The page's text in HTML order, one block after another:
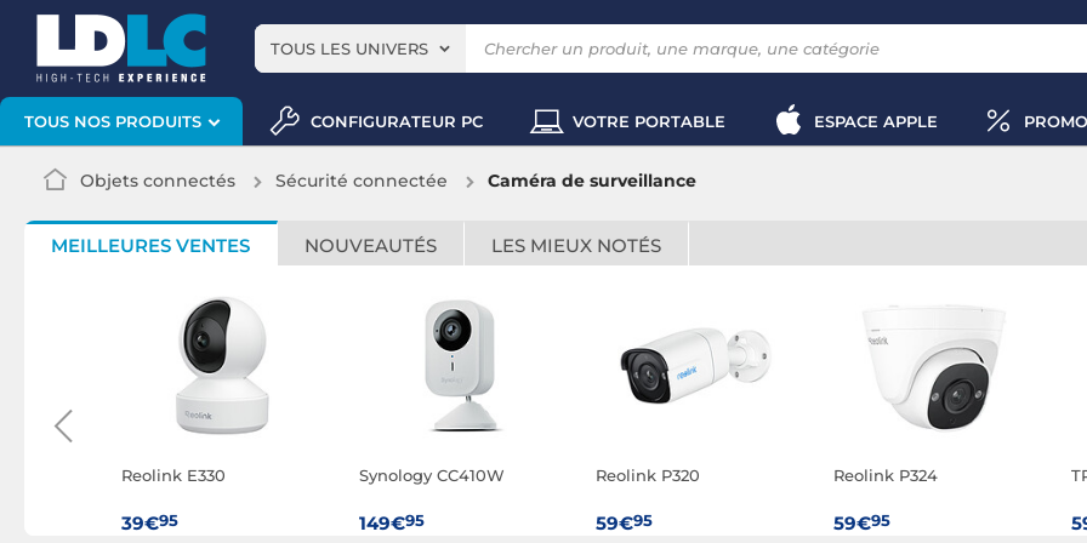
TOUS LES UNIVERS
TOUS NOS PRODUITS CONFIGURATEUR PC VOTRE PORTABLE ESPACE APPLE
Objets connectés Sécurité connectée Caméra de surveillance
MEILLEURES VENTES NOUVEAUTÉS LES MIEUX NOTÉS
Reolink E330
39€95
Synology CC410W
149€95
Reolink P320
59€95
Reolink P324
59€95